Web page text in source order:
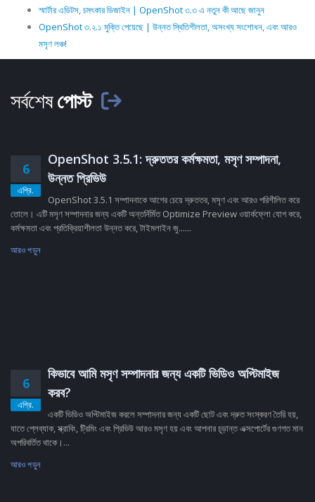
স্মার্টার এডিটস, চমৎকার ডিজাইন | OpenShot ৩.৩ এ নতুন কী আছে জানুন
OpenShot ৩.২.১ মুক্তি পেয়েছে | উন্নত স্থিতিশীলতা, অসংখ্য সংশোধন, এবং আরও
মসৃণ লঞ্চ!
সর্বশেষপোস্ট
6
এপ্রি.
OpenShot 3.5.1: দ্রুততর কর্মক্ষমতা, মসৃণ সম্পাদনা,
উন্নত প্রিভিউ
OpenShot 3.5.1 সম্পাদনাকে আগের চেয়ে দ্রুততর, মসৃণ এবং আরও পরিশীলিত করে
তোলে। এটি মসৃণ সম্পাদনার জন্য একটি অন্তর্নির্মিত Optimize Preview ওয়ার্কফ্লো যোগ করে,
কর্মক্ষমতা এবং প্রতিক্রিয়াশীলতা উন্নত করে, টাইমলাইন জু......
আরও পড়ুন
6
এপ্রি.
কিভাবে আমি মসৃণ সম্পাদনার জন্য একটি ভিডিও অপ্টিমাইজ
করব?
একটি ভিডিও অপ্টিমাইজ করলে সম্পাদনার জন্য একটি ছোট এবং দ্রুত সংস্করণ তৈরি হয়,
যাতে প্লেব্যাক, স্ক্রাবিং, ট্রিমিং এবং প্রিভিউ আরও মসৃণ হয় এবং আপনার চূড়ান্ত এক্সপোর্টের গুণগত মান
অপরিবর্তিত থাকে।...
আরও পড়ুন